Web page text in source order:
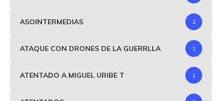
ASOINTERMEDIAS 2
ATAQUE CON DRONES DE LA GUERRLLA 1
ATENTADO A MIGUEL URIBE T 1